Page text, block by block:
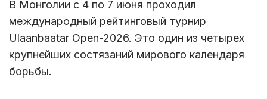
В Монголии с 4 по 7 июня проходил
международный рейтинговый турнир
Ulaanbaatar Open-2026. Это один из четырех
крупнейших состязаний мирового календаря
борьбы.